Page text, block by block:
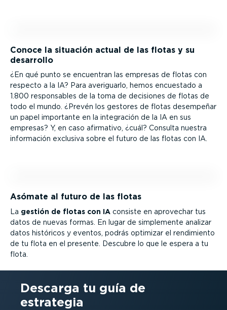
Conoce la situación actual de las flotas y su
desarrollo
¿En qué punto se encuentran las empresas de flotas con
respecto a la IA? Para averiguarlo, hemos encuestado a
1.800 respon­sables de la toma de decisiones de flotas de
todo el mundo. ¿Prevén los gestores de flotas desempeñar
un papel importante en la integración de la IA en sus
empresas? Y, en caso afirmativo, ¿cuál? Consulta nuestra
información exclusiva sobre el futuro de las flotas con IA.
Asómate al futuro de las flotas
La gestión de flotas con IA consiste en aprovechar tus
datos de nuevas formas. En lugar de simplemente analizar
datos históricos y eventos, podrás optimizar el rendimiento
de tu flota en el presente. Descubre lo que le espera a tu
flota.
Descarga tu guía de
estrategia